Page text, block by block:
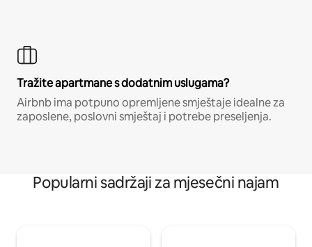
Tražite apartmane s dodatnim uslugama?
Airbnb ima potpuno opremljene smještaje idealne za
zaposlene, poslovni smještaj i potrebe preseljenja.
Popularni sadržaji za mjesečni najam